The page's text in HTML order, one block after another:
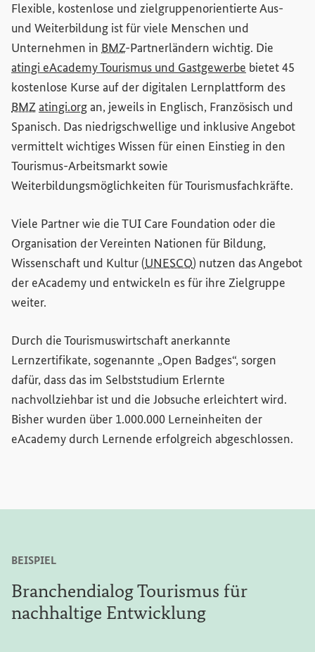
Flexible, kostenlose und zielgruppenorientierte Aus-
und Weiterbildung ist für viele Menschen und
Unternehmen in BMZ-Partnerländern wichtig. Die
atingi eAcademyTourismus und Gastgewerbe (Externer
bietet 45
kostenlose Kurse auf der digitalen Lernplattform des
BMZatingi.org(Externer Link)
an, jeweils in Englisch, Französisch und
Spanisch. Das niedrigschwellige und inklusive Angebot
vermittelt wichtiges Wissen für einen Einstieg in den
Tourismus-Arbeitsmarkt sowie
Weiterbildungsmöglichkeiten für Tourismusfachkräfte.
Viele Partner wie die TUI Care Foundation oder die
Organisation der Vereinten Nationen für Bildung,
Wissenschaft und Kultur (UNESCO) nutzen das Angebot
der eAcademy und entwickeln es für ihre Zielgruppe
weiter.
Durch die Tourismuswirtschaft anerkannte
Lernzertifikate, sogenannte „Open Badges“, sorgen
dafür, dass das im Selbststudium Erlernte
nachvollziehbar ist und die Jobsuche erleichtert wird.
Bisher wurden über 1.000.000 Lerneinheiten der
eAcademy durch Lernende erfolgreich abgeschlossen.
BEISPIEL
Branchendialog Tourismus für
nachhaltige Entwicklung